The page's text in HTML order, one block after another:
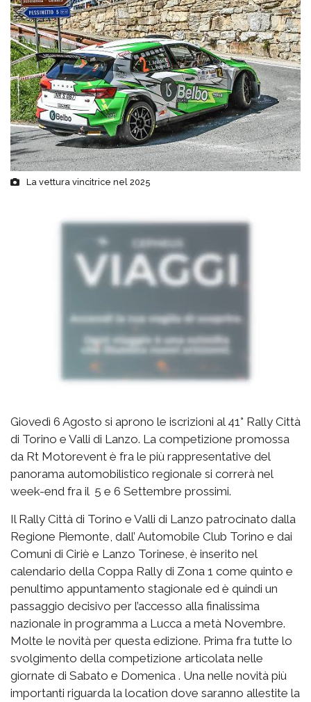
La vettura vincitrice nel 2025
Giovedì 6 Agosto si aprono le iscrizioni al 41° Rally Città
di Torino e Valli di Lanzo. La competizione promossa
da Rt Motorevent è fra le più rappresentative del
panorama automobilistico regionale si correrà nel
week-end fra il 5 e 6 Settembre prossimi.
Il Rally Città di Torino e Valli di Lanzo patrocinato dalla
Regione Piemonte, dall’ Automobile Club Torino e dai
Comuni di Ciriè e Lanzo Torinese, è inserito nel
calendario della Coppa Rally di Zona 1 come quinto e
penultimo appuntamento stagionale ed è quindi un
passaggio decisivo per l’accesso alla finalissima
nazionale in programma a Lucca a metà Novembre.
Molte le novità per questa edizione. Prima fra tutte lo
svolgimento della competizione articolata nelle
giornate di Sabato e Domenica . Una nelle novità più
importanti riguarda la location dove saranno allestite la